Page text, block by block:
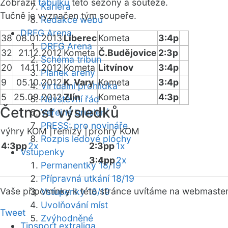
Kariéra
Redakce webu
DRFG Arena
DRFG Arena
Schéma tribun
Plánek areny
Virtuální prohlídka
Návštěvní řád
Veřejné bruslení
PRESS: pro novináře
Rozpis ledové plochy
Vstupenky
Permanentky 18/19
Přípravná utkání 18/19
Vstupenky 18/19
Uvolňování míst
Zvýhodněné
Zobrazit tabulku této sezóny a soutěže.
Tučně je vyznačen tým soupeře.
38 08.01.2013 LiberecKometa
3:4p
32
21.12.2012Kometa Č.Budějovice 2:3p
20
14.11.2012 Kometa Litvínov
3:4p
9
05.10.2012K. Vary Kometa
3:4p
5
25.09.2012Zlín Kometa 4:3p
Četnost výsledků
výhry KOM |remízy |prohry KOM
4:3pp2x 2:3pp1x
3:4pp2x
Vaše připomínky k této stránce uvítáme na webmaster
Tweet
Tipsport extraliga